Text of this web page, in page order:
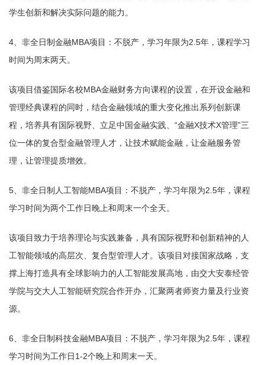
学生创新和解决实际问题的能力。
4、非全日制金融MBA项目：不脱产，学习年限为2.5年，课程学习
时间为周末两天。
该项目借鉴国际名校MBA金融财务方向课程的设置，在开设金融和
管理经典课程的同时，结合金融领域的重大变化推出系列创新课
程，培养具有国际视野、立足中国金融实践、“金融X技术X管理”三
位一体的复合型金融管理人才，让技术赋能金融，让金融服务管
理，让管理提质增效。
5、非全日制人工智能MBA项目：不脱产，学习年限为2.5年，课程
学习时间为两个工作日晚上和周末一个全天。
该项目致力于培养理论与实践兼备，具有国际视野和创新精神的人
工智能领域的高层次、复合型管理人才。该项目对接国家战略，支
撑上海打造具有全球影响力的人工智能发展高地，由交大安泰经管
学院与交大人工智能研究院合作开办，汇聚两者师资力量及行业资
源。
6、非全日制科技金融MBA项目：不脱产，学习年限为2.5年，课程
学习时间为工作日1-2个晚上和周末一天。